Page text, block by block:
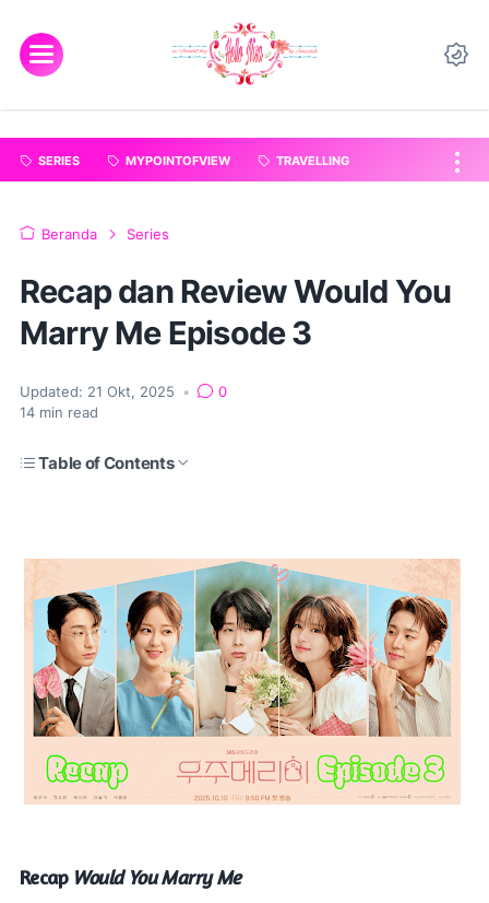
SERIES MYPOINTOFVIEW TRAVELLING
Beranda Series
Recap dan Review Would You
Marry Me Episode 3
Updated: 21 Okt, 2025 •
0
14 min read
Table of Contents
Recap Would You Marry Me